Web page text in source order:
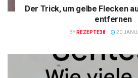
Der Trick, um gelbe Flecken
entfernen
BY REZEPTE38 20